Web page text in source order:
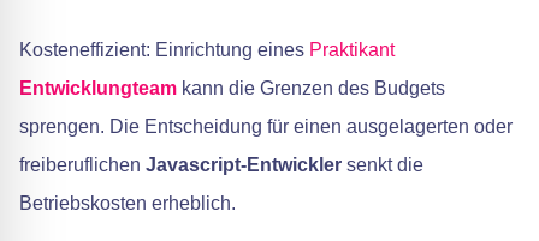
Kosteneffizient: Einrichtung eines Praktikant
Entwicklungteam kann die Grenzen des Budgets
sprengen. Die Entscheidung für einen ausgelagerten oder
freiberuflichen Javascript-Entwickler senkt die
Betriebskosten erheblich.